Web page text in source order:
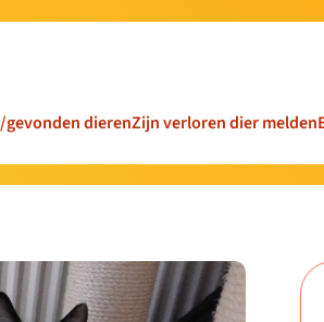
dierenZijn verloren dier melden